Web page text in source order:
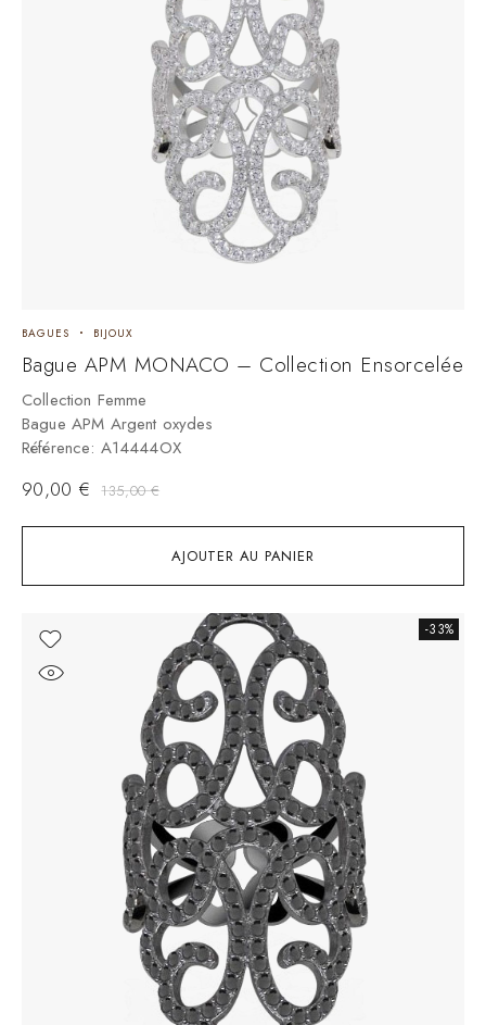
AJOUTER AU PANIER
BAGUES BIJOUX
Bague APM MONACO – Collection Ensorcelée
Collection Femme
Bague APM Argent oxydes
Référence: A14444OX
135,00€
90,00 €
-33%